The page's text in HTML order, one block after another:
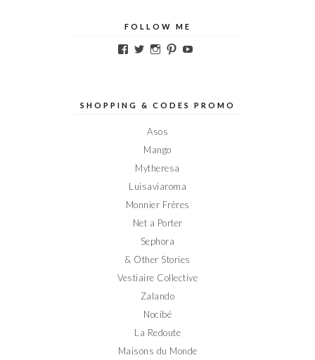
FOLLOW ME
Voir
sur
Voir
sur
Voir
sur
Voir
sur sur
SHOPPING & CODES PROMO
Asos
Mango
Mytheresa
Luisaviaroma
Monnier Frères
Net a Porter
Sephora
& Other Stories
Vestiaire Collective
Zalando
Nocibé
La Redoute
Maisons du Monde